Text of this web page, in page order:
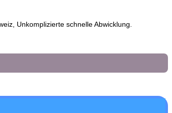
Unkomplizierte schnelle Abwicklung.